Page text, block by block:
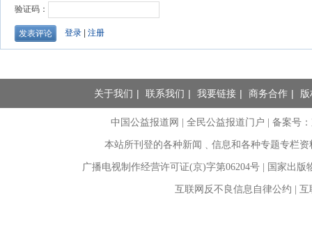
关于我们 | 联系我们 | 我要链接 | 商务合作 |
中国公益报道网 | 全民公益报道门户 |备案号
本站所刊登的各种新闻﹑信息和各种专题专栏
广播电视制作经营许可证(京)字第06204号 | 国家出
互联网反不良信息自律公约 |